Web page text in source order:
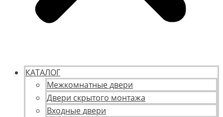
КАТАЛОГ
Межкомнатные двери
Двери скрытого монтажа
Входные двери